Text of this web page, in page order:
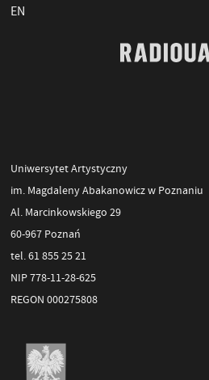
EN
Uniwersytet Artystyczny
im. Magdaleny Abakanowicz w Poznaniu
Al. Marcinkowskiego 29
60-967 Poznań
tel. 61 855 25 21
NIP 778-11-28-625
REGON 000275808